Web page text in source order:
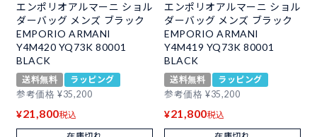
エンポリオアルマーニ ショル
ダーバッグ メンズ ブラック
EMPORIO ARMANI
Y4M420 YQ73K 80001
BLACK
送料無料
ラッピング
参考価格 ¥35,200
¥21,800税込
エンポリオアルマーニ ショル
ダーバッグ メンズ ブラック
EMPORIO ARMANI
Y4M419 YQ73K 80001
BLACK
送料無料
ラッピング
参考価格 ¥35,200
¥21,800税込